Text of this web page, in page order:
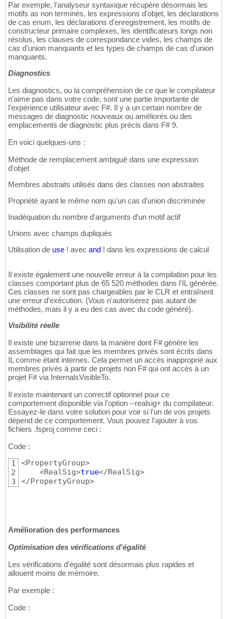
Par exemple, l'analyseur syntaxique récupère désormais les
motifs as non terminés, les expressions d'objet, les déclarations
de cas enum, les déclarations d'enregistrement, les motifs de
constructeur primaire complexes, les identificateurs longs non
résolus, les clauses de correspondance vides, les champs de
cas d'union manquants et les types de champs de cas d'union
manquants.
Diagnostics
Les diagnostics, ou la compréhension de ce que le compilateur
n'aime pas dans votre code, sont une partie importante de
l'expérience utilisateur avec F#. Il y a un certain nombre de
messages de diagnostic nouveaux ou améliorés ou des
emplacements de diagnostic plus précis dans F# 9.
En voici quelques-uns :
Méthode de remplacement ambiguë dans une expression
d'objet
Membres abstraits utilisés dans des classes non abstraites
Propriété ayant le même nom qu'un cas d'union discriminée
Inadéquation du nombre d'arguments d'un motif actif
Unions avec champs dupliqués
Utilisation de use ! avec and ! dans les expressions de calcul
Il existe également une nouvelle erreur à la compilation pour les
classes comportant plus de 65 520 méthodes dans l'IL générée.
Ces classes ne sont pas chargeables par le CLR et entraînent
une erreur d'exécution. (Vous n'autoriserez pas autant de
méthodes, mais il y a eu des cas avec du code généré).
Visibilité réelle
Il existe une bizarrerie dans la manière dont F# génère les
assemblages qui fait que les membres privés sont écrits dans
IL comme étant internes. Cela permet un accès inapproprié aux
membres privés à partir de projets non F# qui ont accès à un
projet F# via InternalsVisibleTo.
Il existe maintenant un correctif optionnel pour ce
comportement disponible via l'option --realsig+ du compilateur.
Essayez-le dans votre solution pour voir si l'un de vos projets
dépend de ce comportement. Vous pouvez l'ajouter à vos
fichiers .fsproj comme ceci :
Code :
1
2
3
<PropertyGroup>
    <RealSig>
true</RealSig>
</PropertyGroup>
Amélioration des performances
Optimisation des vérifications d'égalité
Les vérifications d'égalité sont désormais plus rapides et
allouent moins de mémoire.
Par exemple :
Code :